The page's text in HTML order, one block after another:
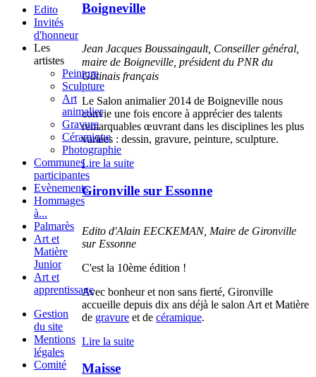
Boigneville
Jean Jacques Boussaingault, Conseiller général,
maire de Boigneville, président du PNR du
Gâtinais français
Le Salon animalier 2014 de Boigneville nous
convie une fois encore à apprécier des talents
remarquables œuvrant dans les disciplines les plus
variées : dessin, gravure, peinture, sculpture.
Lire la suite
Gironville sur Essonne
Edito d'Alain EECKEMAN, Maire de Gironville
sur Essonne
C'est la 10ème édition !
Avec bonheur et non sans fierté, Gironville
accueille depuis dix ans déjà le salon Art et Matière
de gravure et de céramique.
Lire la suite
Maisse
Edito
Invités
d'honneur
Les
artistes
Peinture
Sculpture
Art
animalier
Gravure
Céramique
Photographie
Communes
participantes
Evènements
Hommages
à...
Palmarès
Art et
Matière
Junior
Art et
apprentissage
Gestion
du site
Mentions
légales
Comité